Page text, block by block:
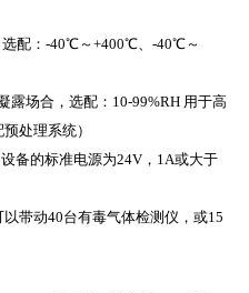
配： -40℃～+400℃、 -40℃～
露场合，选配： 10-99%RH 用于高
处理系统）
备的标准电源为24V ， 1A或大于
以带动40台有毒气体检测仪，或15